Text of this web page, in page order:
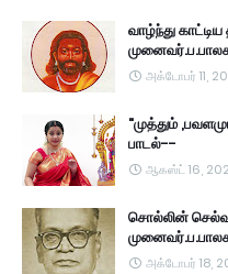
வாழ்ந்து காட்டிய
அக்டோபர் 11,
"முத்தும்
பாடல்--
ஆகஸ்ட் 16,
சொல்லின்
அக்டோபர் 18,